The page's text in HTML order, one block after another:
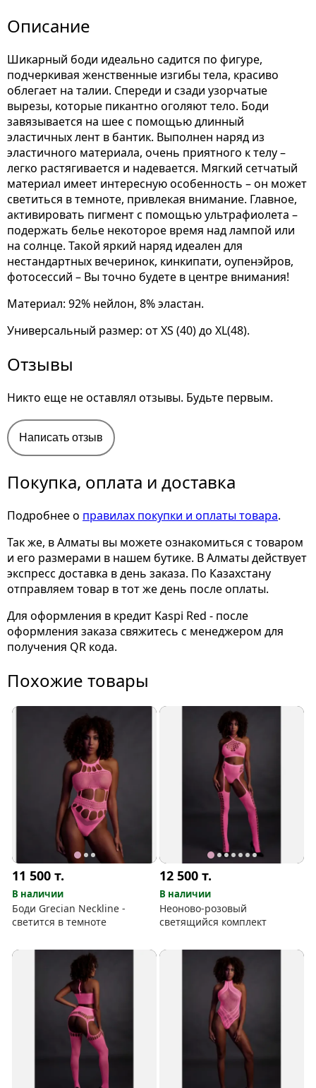
Описание
Шикарный боди идеально садится по фигуре,
подчеркивая женственные изгибы тела, красиво
облегает на талии. Спереди и сзади узорчатые
вырезы, которые пикантно оголяют тело. Боди
завязывается на шее с помощью длинный
эластичных лент в бантик. Выполнен наряд из
эластичного материала, очень приятного к телу –
легко растягивается и надевается. Мягкий сетчатый
материал имеет интересную особенность – он может
светиться в темноте, привлекая внимание. Главное,
активировать пигмент с помощью ультрафиолета –
подержать белье некоторое время над лампой или
на солнце. Такой яркий наряд идеален для
нестандартных вечеринок, кинкипати, оупенэйров,
фотосессий – Вы точно будете в центре внимания!
Материал: 92% нейлон, 8% эластан.
Универсальный размер: от XS (40) до XL(48).
Отзывы
Никто еще не оставлял отзывы. Будьте первым.
Написать отзыв
Покупка, оплата и доставка
Подробнее о правилах покупки и оплаты товара.
Так же, в Алматы вы можете ознакомиться с товаром
и его размерами в нашем бутике. В Алматы действует
экспресс доставка в день заказа. По Казахстану
отправляем товар в тот же день после оплаты.
Для оформления в кредит Kaspi Red - после
оформления заказа свяжитесь с менеджером для
получения QR кода.
Похожие товары
11 500т.
В наличии
Боди Grecian Neckline -
светится в темноте
12 500т.
В наличии
Неоново-розовый
светящийся комплект